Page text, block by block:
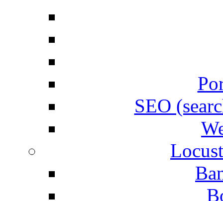
SEO